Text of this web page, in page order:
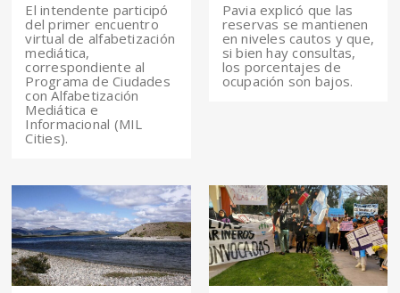
El intendente participó
del primer encuentro
virtual de alfabetización
mediática,
correspondiente al
Programa de Ciudades
con Alfabetización
Mediática e
Informacional (MIL
Cities).
Pavia explicó que las
reservas se mantienen
en niveles cautos y que,
si bien hay consultas,
los porcentajes de
ocupación son bajos.